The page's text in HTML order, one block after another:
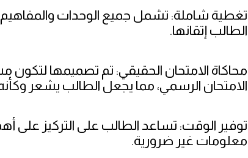
تغطية شاملة: تشمل جميع الوحدات
الطالب إتقانها.
محاكاة الامتحان الحقيقي: تم تصميمها لتكون
الامتحان الرسمي، مما يجعل الطالب يشعر
توفير الوقت: تساعد الطالب على التركيز على
معلومات غير ضرورية.